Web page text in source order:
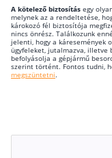
A kötelező biztosítás egy
melynek az a rendeltetése,
károkozó fél biztosítója
nincs önrész. Találkozunk
jelenti, hogy a káresemények
ügyfeleket, jutalmazva,
befolyásolja a gépjármű
szerint történt. Fontos tudni,
megszüntetni.